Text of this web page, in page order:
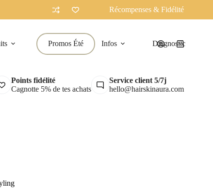
Récompenses & Fidélité
Promos Été Infos Diagnostic
Panier
Points fidélité
Cagnotte 5% de tes achats
Service client 5/7j
hello@hairskinaura.com